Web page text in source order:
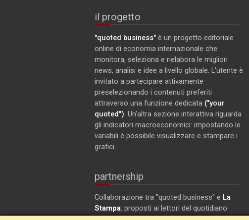
il progetto
"quoted business" è un progetto editoriale
online di economia internazionale che
monitora, seleziona e rielabora le migliori
news, analisi e idee a livello globale. L'utente è
invitato a partecipare attivamente
preselezionando i contenuti preferiti
attraverso una funzione dedicata ("your
quoted"). Un'altra sezione interattiva riguarda
gli indicatori macroeconomici: impostando le
variabili è possibile visualizzare e stampare i
grafici.
partnership
Collaborazione tra "quoted business" e La
Stampa: proposti ai lettori del quotidiano